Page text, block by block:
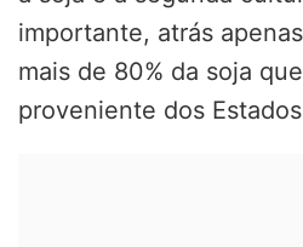
importante, atrás
mais de 80% da soja
proveniente dos